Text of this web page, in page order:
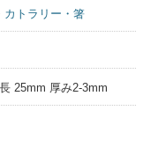
カトラリー・箸
25mm 厚み2-3mm